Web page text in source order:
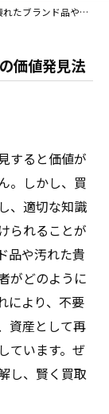
ブランド品や汚れた貴金属の価値発見法
価値発見法
すると価値が
。しかし、買
、適切な知識
られることが
品や汚れた貴
がどのように
により、不要
資産として再
ています。ぜ
し、賢く買取